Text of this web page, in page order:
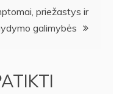
priežastys ir
galimybės